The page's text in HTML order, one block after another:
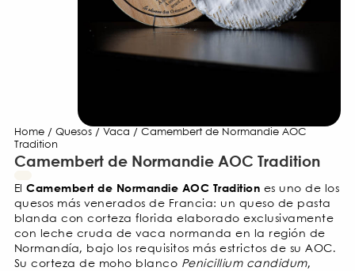
Home/ Quesos/ Vaca / Camembert de Normandie AOC
Tradition
Camembert de Normandie AOC Tradition
ElCamembert de Normandie AOC Tradition es uno de los
quesos más venerados de Francia: un queso de pasta
blanda con corteza florida elaborado exclusivamente
con leche cruda de vaca normanda en la región de
Normandía, bajo los requisitos más estrictos de su AOC.
Su corteza de moho blanco Penicillium candidum,